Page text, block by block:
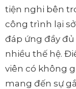
tiện nghi bên
công trình lại
đáp ứng đầy
nhiều thế hệ.
viên có không
mang đến sự